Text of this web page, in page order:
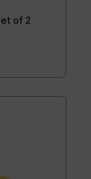
of 2